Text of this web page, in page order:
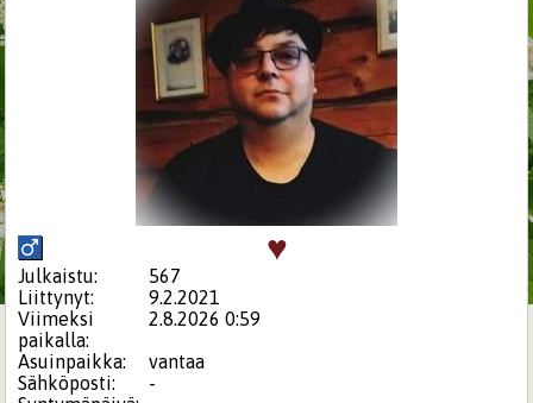
♥
Julkaistu:
567
Liittynyt:
9.2.2021
Viimeksi
paikalla:
2.8.2026 0:59
Asuinpaikka:
vantaa
Sähköposti:
-